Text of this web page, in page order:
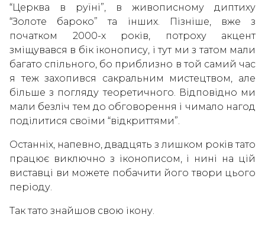
“Церква в руїні”, в живописному диптиху
“Золоте бароко” та інших. Пізніше, вже з
початком 2000-х років, потроху акцент
зміщувався в бік іконопису, і тут ми з татом мали
багато спільного, бо приблизно в той самий час
я теж захопився сакральним мистецтвом, але
більше з погляду теоретичного. Відповідно ми
мали безліч тем до обговорення і чимало нагод
поділитися своїми “відкриттями”.
Останніх, напевно, двадцять з лишком років тато
працює виключно з іконописом, і нині на цій
виставці ви можете побачити його твори цього
періоду.
Так тато знайшов свою ікону.